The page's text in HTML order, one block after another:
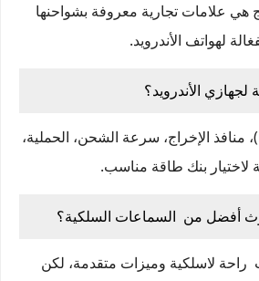
هي علامات تجارية معروفة بشواحنها
لهواتف الأندرويد.
الأندرويد؟
انظر إلى السعة (mAh)، منافذ الإخراج، سرعة الشحن، الحملية،
لاختيار بنك طاقة مناسب.
أفضل من السماعات السلكية؟
راحة لاسلكية وميزات متقدمة، لكن